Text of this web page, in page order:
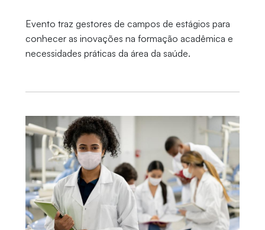
Evento traz gestores de campos de estágios para
conhecer as inovações na formação acadêmica e
necessidades práticas da área da saúde.